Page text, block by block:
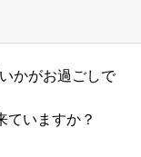
かがお過ごしで
ていますか？